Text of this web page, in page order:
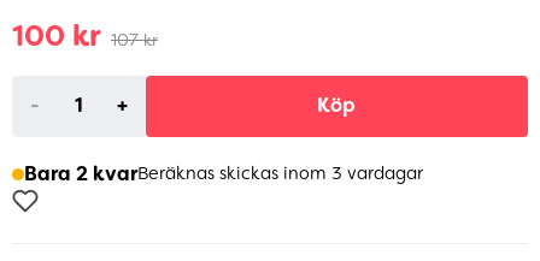
100 kr 107 kr
- + Köp
Bara 2 kvarBeräknas skickas inom 3 vardagar